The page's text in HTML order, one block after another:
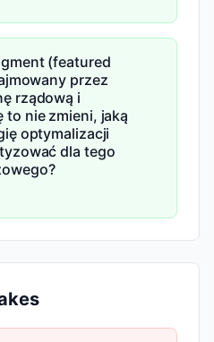
(featured
przez
rządową i
nie zmieni, jaką
optymalizacji
dla tego